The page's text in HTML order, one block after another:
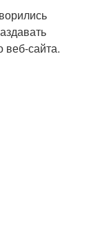
веб-сайта.